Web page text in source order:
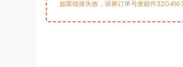
如果链接失效，请将订单号发邮件